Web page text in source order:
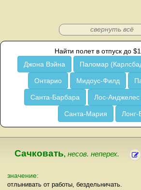
свернуть всё
Найти полет в отпуск до
Джона Вэйна
Паломар
Онтарио Мидоус-Филд
Санта-Барбара Лос-Анджелес
Санта-Мария Лонг-
Сачковать, несов. неперех.
значение:
отлынивать от работы, бездельничать.